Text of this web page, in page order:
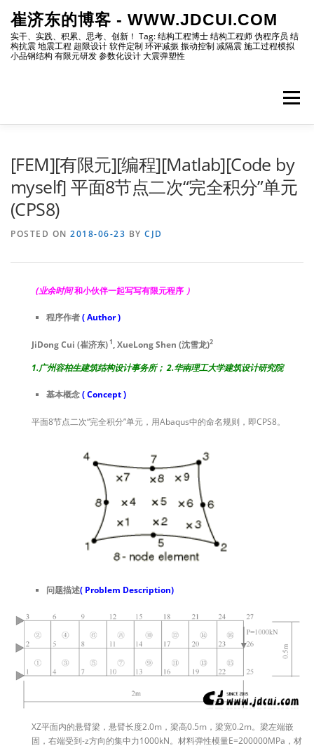
content
崔济东的博客 - WWW.JDCUI.COM
实干、实践、积累、思考、创新！ Tag: 结构工程博士 结构工程师 伪程序员 结
构抗震 地震工程 超限设计 软件定制 环评减振 振动控制 减隔震 施工过程模拟
小品钢结构 有限元研发 参数化设计 大震弹塑性
Menu
[自编程序]
[FEM][有限元][编程][Matlab][Code by
myself] 平面8节点二次“完全积分”单元
(CPS8)
POSTED ON 2018-06-23 BY CJD
(业余时间和小伙伴一起写写有限元程序 ）
程序作者( Author )
JiDong Cui (崔济东)1, XueLong Shen (沈雪龙)2
1.广州容柏生建筑结构设计事务所； 2.华南理工大学建筑设计研究院
基本概念( Concept )
平面8节点二次“完全积分”单元，用Abaqus中的命名规则，即CPS8。
问题描述( Problem Description)
XZ平面内的悬臂梁，悬臂长度2.0m，梁高0.5m，梁宽0.2m。梁左端嵌
固，右端受到-z方向的集中力1000kN。材料弹性模量E=200000MPa，材